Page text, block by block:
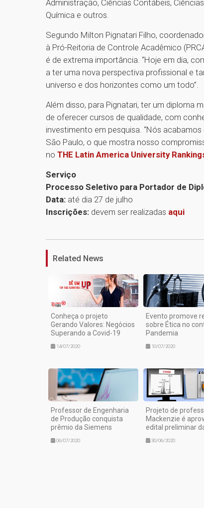
Administração, Ciências Contábeis,
Química e outros.
Segundo Milton Pignatari Filho,
à Pró-Reitoria de Controle Acadêmico
é de extrema importância. “Hoje em dia,
a ter uma nova perspectiva profissional e
universo e dos horizontes como um todo”.
Além disso, para Pignatari, ter um diploma
de oferecer cursos de qualidade, com
investimento em pesquisa. “Nós
São Paulo, o que mostra nosso
no THE Latin America University
Serviço
Processo Seletivo para Portador de
Data: até dia 27 de julho
Inscrições: devem ser realizadas aqui
Related News
Conheça o projeto
Gerando Valores: Negócios
Superando a Covid-19
14/07/2020
Evento promove
sobre Ética no
Pandemia
10/07/2020
Professor de Engenharia
de Produção conquista
prêmio da Siemens
06/07/2020
Projeto de
Mackenzie é
edital preliminar
30/06/2020